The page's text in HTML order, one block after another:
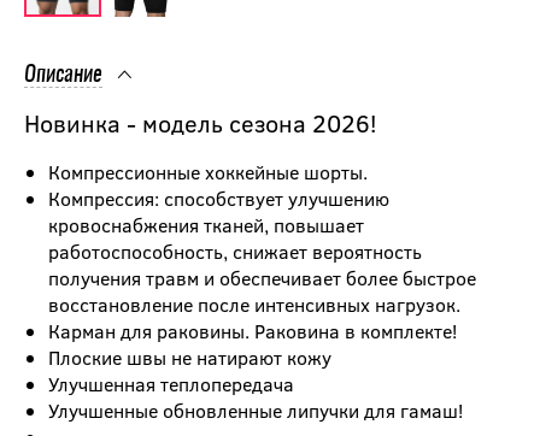
Описание
Новинка - модель сезона 2026!
Компрессионные хоккейные шорты.
Компрессия: способствует улучшению
кровоснабжения тканей, повышает
работоспособность, снижает вероятность
получения травм и обеспечивает более быстрое
восстановление после интенсивных нагрузок.
Карман для раковины. Раковина в комплекте!
Плоские швы не натирают кожу
Улучшенная теплопередача
Улучшенные обновленные липучки для гамаш!